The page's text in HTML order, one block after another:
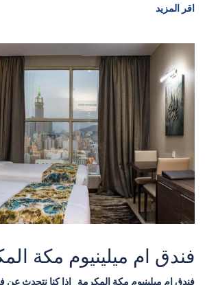
اقر المزيد
فندق ام ميلينيوم مكة
فندق ام ميلينيوم مكة المكرمة إذا كنا نتحدث عن